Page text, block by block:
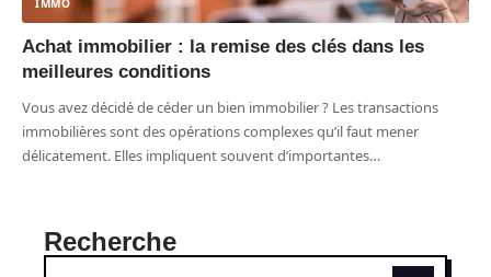
IMMO
Achat immobilier : la remise des clés dans les
meilleures conditions
Vous avez décidé de céder un bien immobilier ? Les transactions
immobilières sont des opérations complexes qu’il faut mener
délicatement. Elles impliquent souvent d’importantes…
Recherche